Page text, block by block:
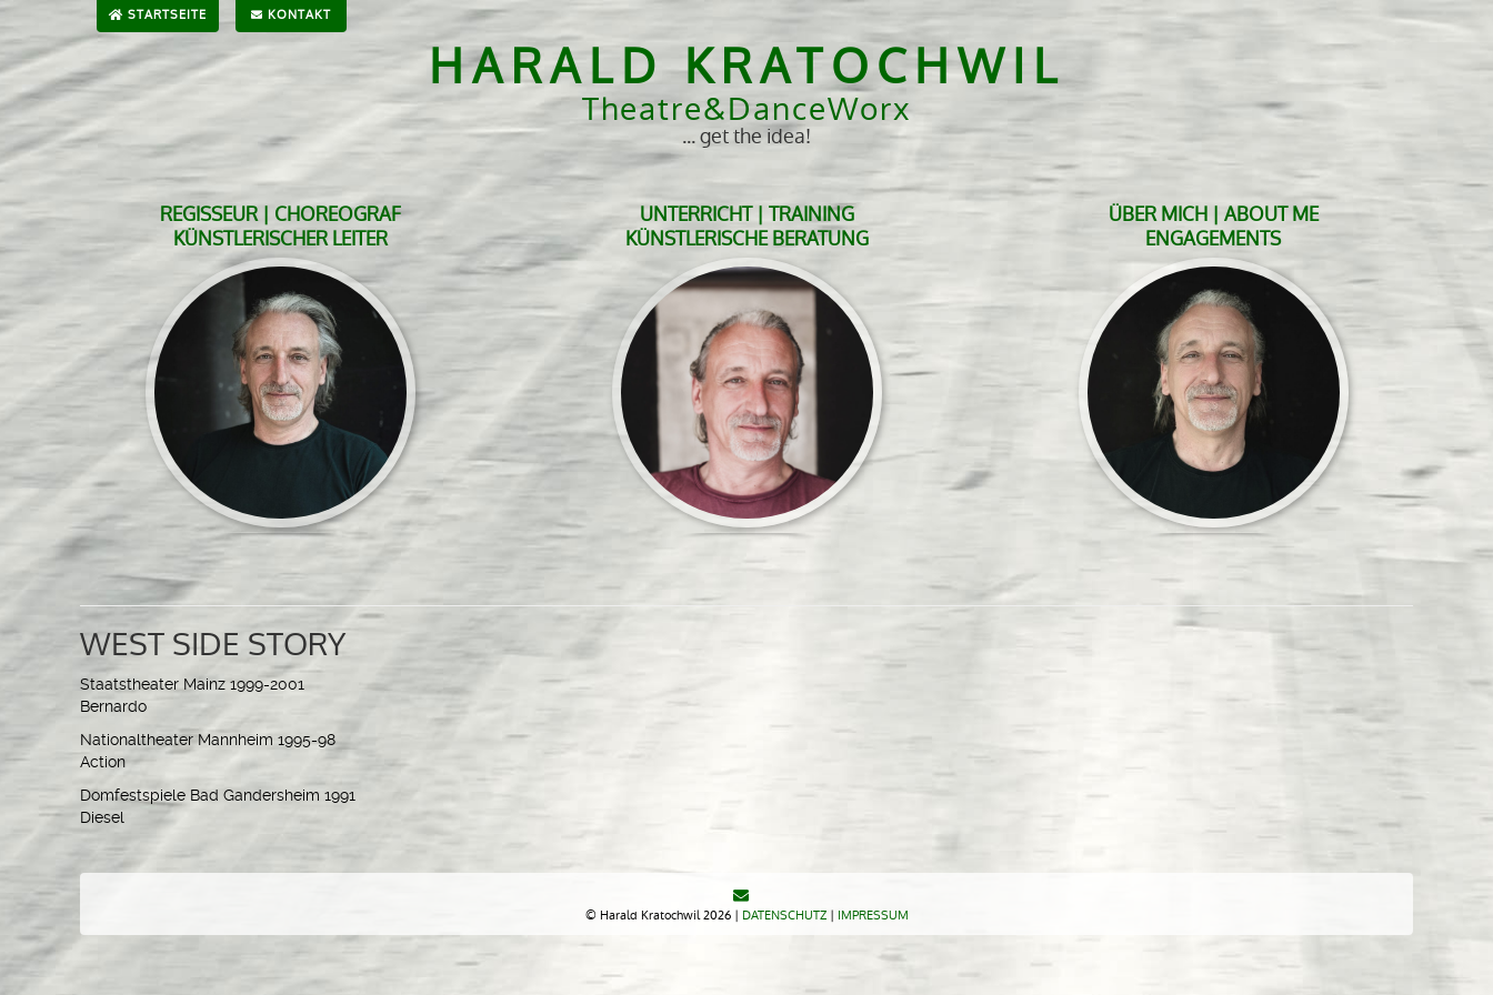
STARTSEITE KONTAKT
HARALD KRATOCHWIL
Theatre&DanceWorx
... get the idea!
REGISSEUR | CHOREOGRAF
KÜNSTLERISCHER LEITER
UNTERRICHT | TRAINING
KÜNSTLERISCHE BERATUNG
ÜBER MICH | ABOUT ME
ENGAGEMENTS
WEST SIDE STORY
Staatstheater Mainz 1999-2001
Bernardo
Nationaltheater Mannheim 1995-98
Action
Domfestspiele Bad Gandersheim 1991
Diesel
© Harald Kratochwil 2026 | DATENSCHUTZ| IMPRESSUM